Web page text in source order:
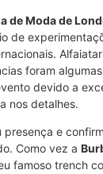
de Moda de
de
foram
devido a
nos detalhes.
presença e
Como vez a
famoso trench